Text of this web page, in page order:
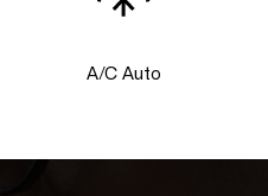
A/C Auto